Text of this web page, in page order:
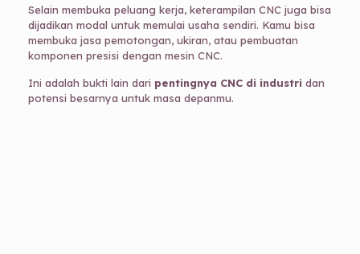
Selain membuka peluang kerja, keterampilan CNC juga bisa
dijadikan modal untuk memulai usaha sendiri. Kamu bisa
membuka jasa pemotongan, ukiran, atau pembuatan
komponen presisi dengan mesin CNC.
Ini adalah bukti lain dari pentingnya CNC di industri dan
potensi besarnya untuk masa depanmu.